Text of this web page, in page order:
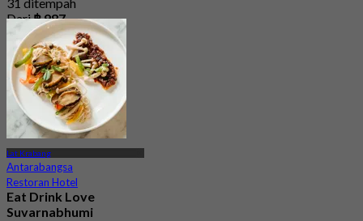
Dari฿ 987
Lat Krabang
Antarabangsa
Restoran Hotel
Eat Drink Love
Suvarnabhumi